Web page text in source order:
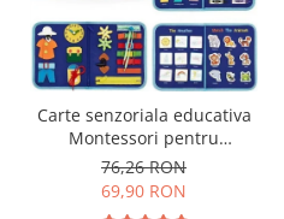
Carte senzoriala educativa
Montessori pentru
dezvoltarea abilitatilor
motorii model dinozauri
albastru 8 pagini
76,26 RON
69,90 RON